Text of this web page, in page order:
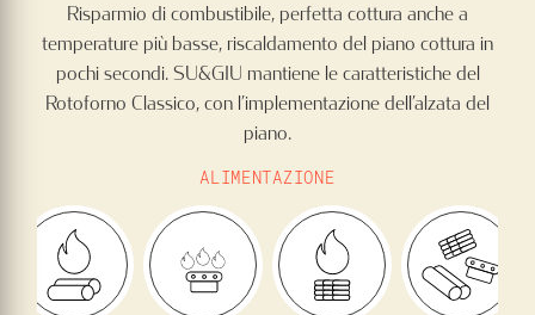
Risparmio di combustibile, perfetta cottura anche a
temperature più basse, riscaldamento del piano cottura in
pochi secondi. SU&GIU mantiene le caratteristiche del
Rotoforno Classico, con l’implementazione dell’alzata del
piano.
ALIMENTAZIONE